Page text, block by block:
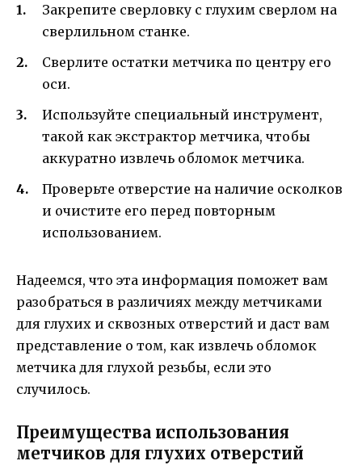
Закрепите сверловку с глухим сверлом на
сверлильном станке.
Сверлите остатки метчика по центру его
оси.
Используйте специальный инструмент,
такой как экстрактор метчика, чтобы
аккуратно извлечь обломок метчика.
Проверьте отверстие на наличие осколков
и очистите его перед повторным
использованием.
Надеемся, что эта информация поможет вам
разобраться в различиях между метчиками
для глухих и сквозных отверстий и даст вам
представление о том, как извлечь обломок
метчика для глухой резьбы, если это
случилось.
Преимущества использования
метчиков для глухих отверстий